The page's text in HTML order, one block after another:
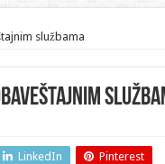
službama
LinkedIn Pinterest